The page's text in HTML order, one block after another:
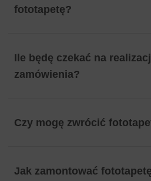
fototapetę?
Ile będę czekać na
zamówienia?
Czy mogę zwrócić
Jak zamontować